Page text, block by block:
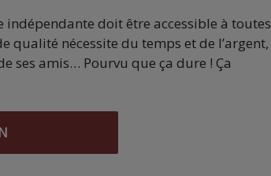
doit être accessible à toutes
nécessite du temps et de l’argent,
ses amis… Pourvu que ça dure ! Ça